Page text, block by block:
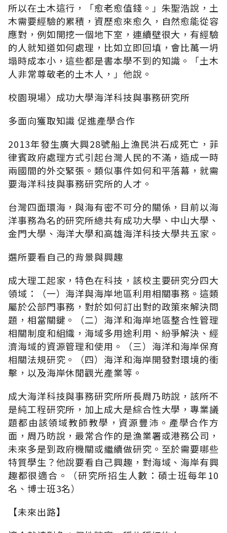
所以在土木這行，「愈老愈值錢。」朱聖浩說，土
木需要經驗的累積，資歷愈來愈久，自然愈能從容
應對，例如開挖一個地下室，連續壁很大，有經驗
的人就知道如何處理，比如立即回填，會比萬一坍
塌時成本小，這些都是書本學不到的知識。「土木
人非常尊敬老的土木人，」他說。
校園現場〉成功大學海洋科技與事務研究所
多面向獲取知識 促進產學合作
2013年發生廣大興28號船上漁民洪石成死亡，菲
律賓政府處理方式引起台灣人民的不滿，造成一時
兩國間的外交緊張。類似事件如何和平落幕，就需
要海洋科技與事務研究所的人才。
台灣四面環海，與海有密不可分的關係，目前以海
洋事務為名的研究所總共有成功大學、中山大學、
金門大學、海洋大學和高雄海洋科技大學共五家。
選所要看自己的背景與興趣
成大理工起家，特色在科技，該校主要研究分四大
領域：（一）海洋與海岸地區利用相關事務。這類
屬於公部門事務，對於如何訂出對的政策來解決問
題，相當關鍵。（二）海洋和海岸地區整合性管理
相關制度和組織，海域多用途利用、紛爭解決、經
濟海域的資源管理和使用。（三）海洋和海岸保育
相關法規研究。（四）海洋和海岸開發對環境的衝
擊，以及海岸休閒觀光產業等。
成大海洋科技與事務研究所所長周乃昉說，該所不
是純工程研究所，加上成大是綜合性大學，專業議
題都由該領域教師教學，資源豐沛。產學合作方
面，周乃昉說，最常合作的是漁業署或港務公司，
未來多是到政府機關或繼續做研究。至於需要哪些
特質學生？他說要看自己興趣，對海域、海岸有興
趣都很適合。（研究所招生人數：碩士班每年10
名、博士班3名）
【未來出路】